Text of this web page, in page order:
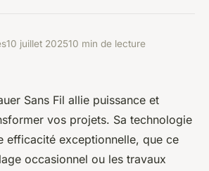
10 juillet 202510 min de lecture
Sans Fil allie puissance et
vos projets. Sa technologie
efficacité exceptionnelle, que ce
occasionnel ou les travaux